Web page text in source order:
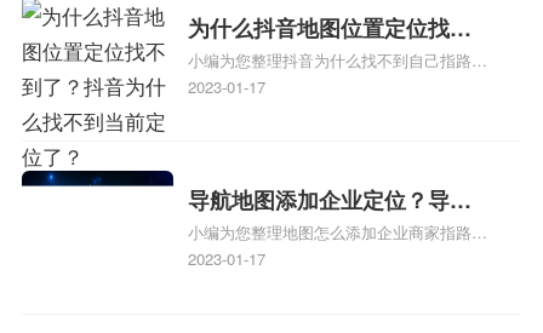
相关地图标注知识，详情可查看下方正文！
为什么抖音地图位置定位找不
到了？抖音为什么找不到当前
定位了？
小编为您整理抖音为什么找不到自己指路人
地图标注服务中心铺的位置、地图位置更新
服务中心位置、抖音突然不显示定位了相关
地图标注知识，详情可查看下方正文！
2023-01-17
导航地图添加企业定位？导航
定位企业？
小编为您整理地图怎么添加企业商家指路人
地图标注服务中心铺名称、地图怎么添加企
2023-01-17